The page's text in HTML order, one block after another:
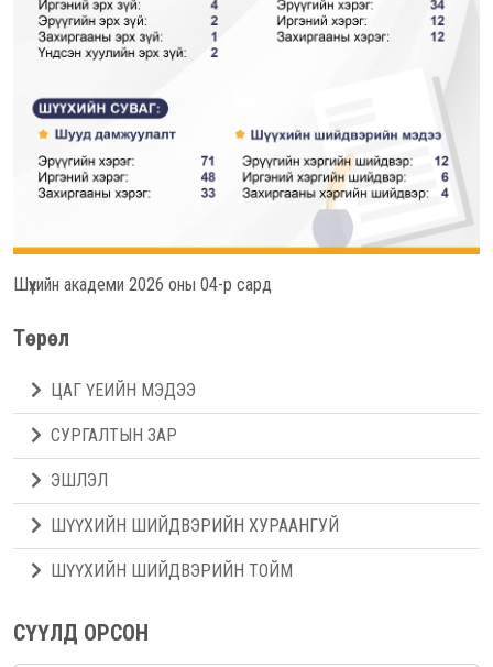
Шүүхийн академи 2026 оны 04-р сард
Төрөл
ЦАГ ҮЕИЙН МЭДЭЭ
СУРГАЛТЫН ЗАР
ЭШЛЭЛ
ШҮҮХИЙН ШИЙДВЭРИЙН ХУРААНГУЙ
ШҮҮХИЙН ШИЙДВЭРИЙН ТОЙМ
СҮҮЛД ОРСОН